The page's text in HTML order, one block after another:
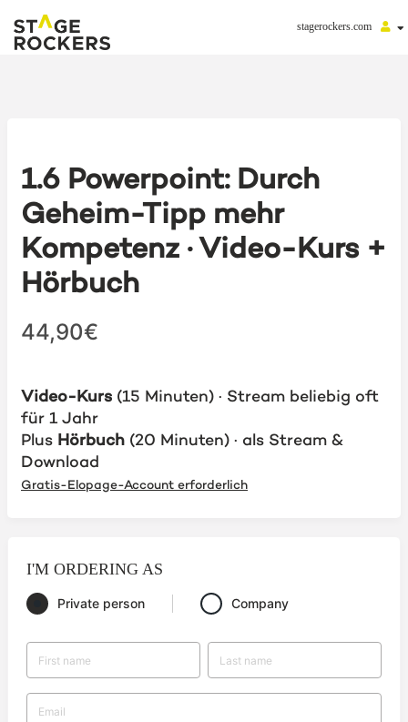
stagerockers.com
1.6 Powerpoint: Durch
Geheim-Tipp mehr
Kompetenz · Video-Kurs +
Hörbuch
44,90€
Video-Kurs (15 Minuten) · Stream beliebig oft
für 1 Jahr
Plus Hörbuch (20 Minuten) · als Stream &
Download
Gratis-Elopage-Account erforderlich
I'M ORDERING AS
Private person Company